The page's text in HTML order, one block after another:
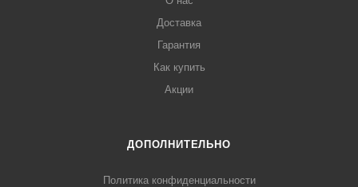
Доставка
Гарантия
Как купить
Акции
ДОПОЛНИТЕЛЬНО
Политика конфиденциальности